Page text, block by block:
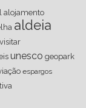
alojamento
aldeia
visitar
unesco geopark
espargos